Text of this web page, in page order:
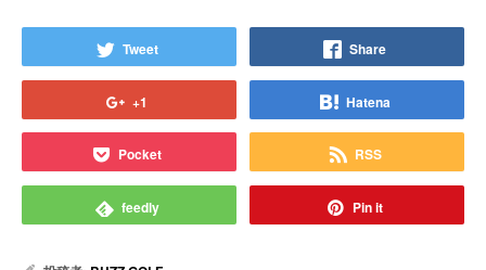
Tweet Share
+1 Hatena
Pocket RSS
feedly Pin it